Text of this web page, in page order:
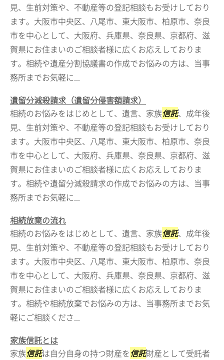
見、生前対策や、不動産等の登記相談もお受けしており
ます。大阪市中央区、八尾市、東大阪市、柏原市、奈良
市を中心として、大阪府、兵庫県、奈良県、京都府、滋
賀県にお住まいのご相談者様に広くお応えしておりま
す。相続や遺産分割協議書の作成でお悩みの方は、当事
務所までお気軽に...
遺留分減殺請求（遺留分侵害額請求）
相続のお悩みをはじめとして、遺言、家族信託、成年後
見、生前対策や、不動産等の登記相談もお受けしており
ます。大阪市中央区、八尾市、東大阪市、柏原市、奈良
市を中心として、大阪府、兵庫県、奈良県、京都府、滋
賀県にお住まいのご相談者様に広くお応えしておりま
す。相続や遺留分減殺請求の作成でお悩みの方は、当事
務所までお気軽に...
相続放棄の流れ
相続のお悩みをはじめとして、遺言、家族信託、成年後
見、生前対策や、不動産等の登記相談もお受けしており
ます。大阪市中央区、八尾市、東大阪市、柏原市、奈良
市を中心として、大阪府、兵庫県、奈良県、京都府、滋
賀県にお住まいのご相談者様に広くお応えしておりま
す。相続や相続放棄でお悩みの方は、当事務所までお気
軽にご相談くださ...
家族信託とは
家族信託は自分自身の持つ財産を信託財産として受託者